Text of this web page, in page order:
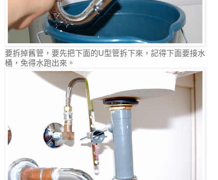
要拆掉舊管，要先把下面的U型管拆下來，記得下面要接水
桶，免得水跑出來。